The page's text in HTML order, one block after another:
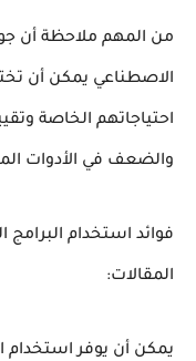
من المهم ملاحظة أن
الاصطناعي يمكن أن
احتياجاتهم الخاصة
والضعف في الأدوات
فوائد استخدام البرامج
المقالات:
يمكن أن يوفر استخدام